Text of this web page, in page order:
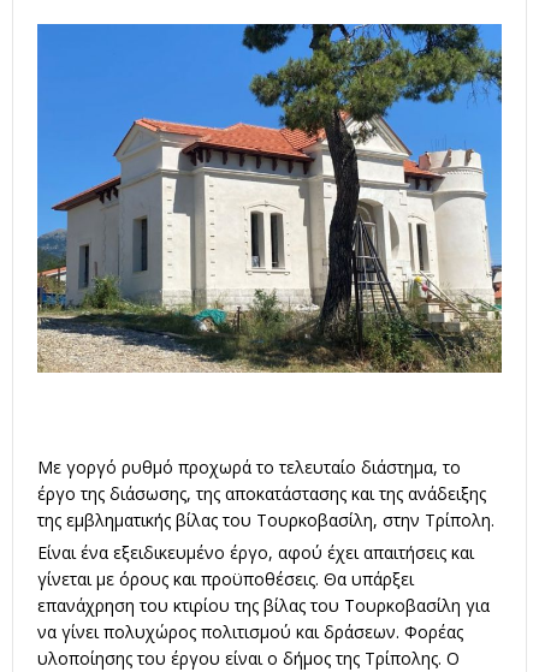
Με γοργό ρυθμό προχωρά το τελευταίο διάστημα, το
έργο της διάσωσης, της αποκατάστασης και της ανάδειξης
της εμβληματικής βίλας του Τουρκοβασίλη, στην Τρίπολη.
Είναι ένα εξειδικευμένο έργο, αφού έχει απαιτήσεις και
γίνεται με όρους και προϋποθέσεις. Θα υπάρξει
επανάχρηση του κτιρίου της βίλας του Τουρκοβασίλη για
να γίνει πολυχώρος πολιτισμού και δράσεων. Φορέας
υλοποίησης του έργου είναι ο δήμος της Τρίπολης. Ο